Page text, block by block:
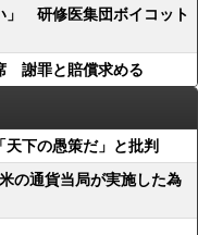
」 研修医集団ボイコット
謝罪と賠償求める
天下の愚策だ」と批判
の通貨当局が実施した為